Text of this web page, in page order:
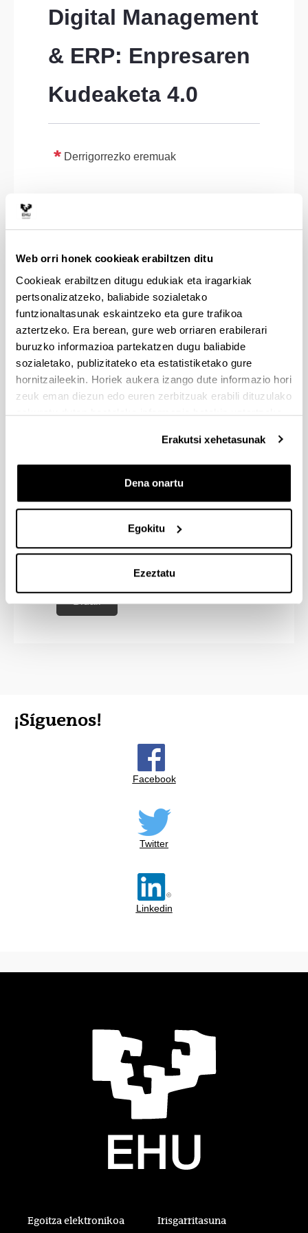
Web orri honek cookieak erabiltzen ditu
Cookieak erabiltzen ditugu edukiak eta iragarkiak
pertsonalizatzeko, baliabide sozialetako
funtzionaltasunak eskaintzeko eta gure trafikoa
aztertzeko. Era berean, gure web orriaren erabilerari
buruzko informazioa partekatzen dugu baliabide
sozialetako, publizitateko eta estatistiketako gure
hornitzaileekin. Horiek aukera izango dute informazio hori
zeuk eman diezun edo euren zerbitzuak erabili dituzulako
eskuratu duten bestelako informazio batekin uztartzeko.
Erakutsi xehetasunak
Dena onartu
Egokitu
Ezeztatu
Digital Management
& ERP: Enpresaren
Kudeaketa 4.0
Derrigorrezko eremuak
Bidali
¡Síguenos!
Facebook
Twitter
Linkedin
Egoitza elektronikoa Irisgarritasuna